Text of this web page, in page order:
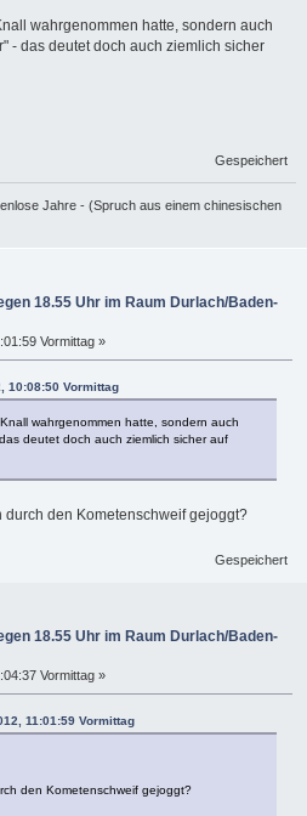
wahrgenommen hatte, sondern auch
- das deutet doch auch ziemlich sicher
Gespeichert
Jahre - (Spruch aus einem chinesischen
18.55 Uhr im Raum Durlach/Baden-
Vormittag »
10:08:50 Vormittag
wahrgenommen hatte, sondern auch
deutet doch auch ziemlich sicher auf
den Kometenschweif gejoggt?
Gespeichert
18.55 Uhr im Raum Durlach/Baden-
Vormittag »
11:01:59 Vormittag
den Kometenschweif gejoggt?